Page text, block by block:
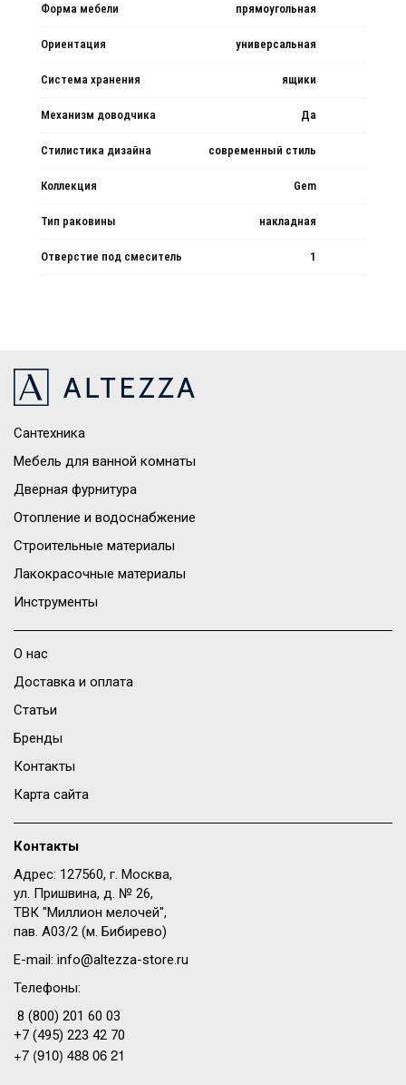
Форма мебели прямоугольная
Ориентация универсальная
Система хранения ящики
Механизм доводчика Да
Стилистика дизайна современный стиль
Коллекция Gem
Тип раковины накладная
Отверстие под смеситель 1
Сантехника
Мебель для ванной комнаты
Дверная фурнитура
Отопление и водоснабжение
Строительные материалы
Лакокрасочные материалы
Инструменты
О нас
Доставка и оплата
Статьи
Бренды
Контакты
Карта сайта
Контакты
Адрес: 127560, г. Москва,
ул. Пришвина, д. № 26,
ТВК "Миллион мелочей",
пав. A03/2 (м. Бибирево)
E-mail: info@altezza-store.ru
Телефоны:
8 (800) 201 60 03
+7 (495) 223 42 70
+7 (910) 488 06 21